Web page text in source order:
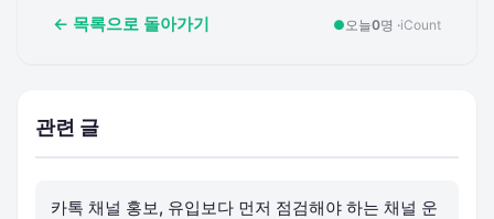
← 목록으로 돌아가기 ● 오늘0명 ·iCount
관련 글
카톡 채널 홍보, 유입보다 먼저 점검해야 하는 채널 운